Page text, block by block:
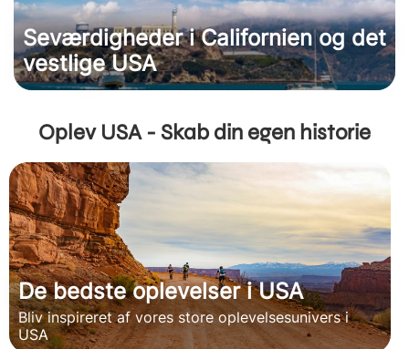
Seværdigheder i Californien og det
vestlige USA
Oplev USA - Skab din egen historie
De bedste oplevelser i USA
Bliv inspireret af vores store oplevelsesunivers i
USA